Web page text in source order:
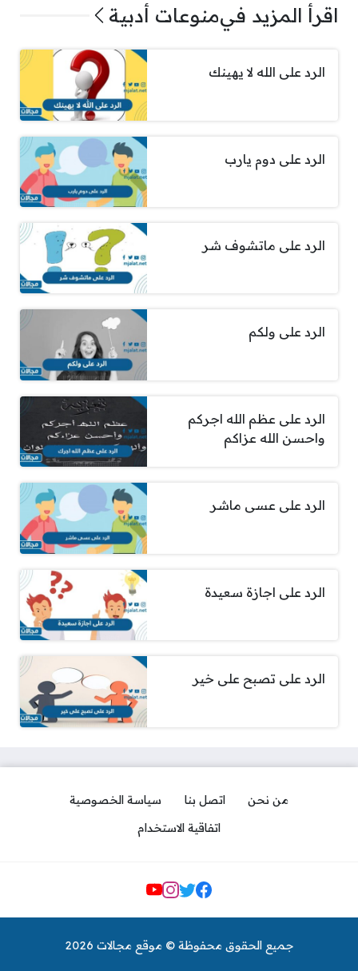
اقرأ المزيد فيمنوعات أدبية
الرد على الله لا يهينك
الرد على دوم يارب
الرد على ماتشوف شر
الرد على ولكم
الرد على عظم الله اجركم
واحسن الله عزاكم
الرد على عسى ماشر
الرد على اجازة سعيدة
الرد على تصبح على خير
من نحن اتصل بنا
سياسة الخصوصية
اتفاقية الاستخدام
مواقع التواصل
جميع الحقوق محفوظة © موقع مجالات 2026